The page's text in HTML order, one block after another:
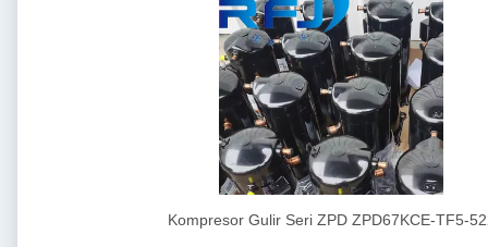
Kompresor Gulir Seri ZPD ZPD67KCE-TF5-